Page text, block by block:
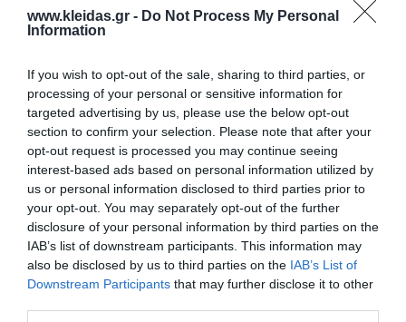
www.kleidas.gr - Do Not Process My Personal
Information
If you wish to opt-out of the sale, sharing to third parties, or
processing of your personal or sensitive information for
targeted advertising by us, please use the below opt-out
section to confirm your selection. Please note that after your
opt-out request is processed you may continue seeing
interest-based ads based on personal information utilized by
us or personal information disclosed to third parties prior to
your opt-out. You may separately opt-out of the further
disclosure of your personal information by third parties on the
IAB’s list of downstream participants. This information may
also be disclosed by us to third parties on the IAB’s List of
Downstream Participants that may further disclose it to other
από 50 χώρες. Για τη Dantoy, η ασφάλεια των
παιδιώνδεν είναι απλώς μια προδιαγραφή, αλλά
ανανεώνοντας όλες τις διεθνείς πιστοποιήσεις που
εγγυώνται την απόλυτη προστασία των μικρών
χρηστών.
Η περιβαλλοντική μέριμνα βρίσκεται στον πυρήνα της
βιομηχανικής παραγωγής της εταιρείας. Μέχρι
σήμερα, το 98% των βασικών προϊόντων της
Dantoyέχει λάβει το σήμα οικολογικής πιστοποίησης
Nordic Ecolabel, διασφαλίζοντας τη συμμόρφωση με
τα υψηλότερα πρότυπα ασφάλειας, ποιότητας και
μακροζωίας, μειώνοντας παράλληλα στο ελάχιστο το
περιβαλλοντικό αποτύπωμα.
Το όραμα της Dantoy είναι να αποτελεί πηγή χαράς για
κάθε οικογένεια, προσφέροντας παιχνίδια που
λειτουργούν ως εργαλεία εκπαίδευσης και